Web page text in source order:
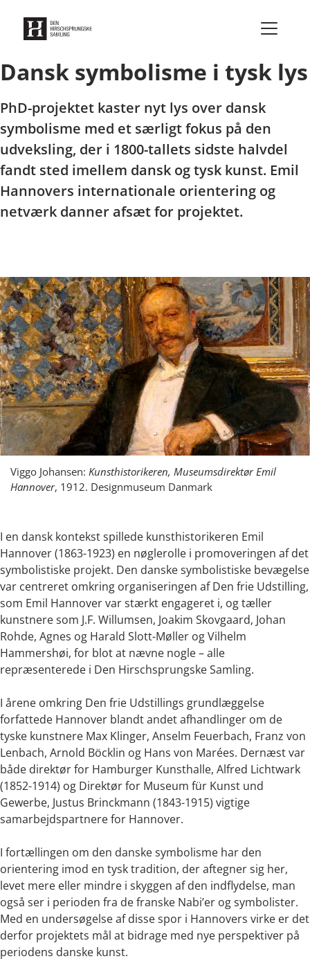
Dansk symbolisme i tysk lys
PhD-projektet kaster nyt lys over dansk
symbolisme med et særligt fokus på den
udveksling, der i 1800-tallets sidste halvdel
fandt sted imellem dansk og tysk kunst. Emil
Hannovers internationale orientering og
netværk danner afsæt for projektet.
Viggo Johansen: Kunsthistorikeren, Museumsdirektør Emil
Hannover, 1912. Designmuseum Danmark
I en dansk kontekst spillede kunsthistorikeren Emil
Hannover (1863-1923) en nøglerolle i promoveringen af det
symbolistiske projekt. Den danske symbolistiske bevægelse
var centreret omkring organiseringen af Den frie Udstilling,
som Emil Hannover var stærkt engageret i, og tæller
kunstnere som J.F. Willumsen, Joakim Skovgaard, Johan
Rohde, Agnes og Harald Slott-Møller og Vilhelm
Hammershøi, for blot at nævne nogle – alle
repræsenterede i Den Hirschsprungske Samling.
I årene omkring Den frie Udstillings grundlæggelse
forfattede Hannover blandt andet afhandlinger om de
tyske kunstnere Max Klinger, Anselm Feuerbach, Franz von
Lenbach, Arnold Böcklin og Hans von Marées. Dernæst var
både direktør for Hamburger Kunsthalle, Alfred Lichtwark
(1852-1914) og Direktør for Museum für Kunst und
Gewerbe, Justus Brinckmann (1843-1915) vigtige
samarbejdspartnere for Hannover.
I fortællingen om den danske symbolisme har den
orientering imod en tysk tradition, der aftegner sig her,
levet mere eller mindre i skyggen af den indflydelse, man
også ser i perioden fra de franske Nabi’er og symbolister.
Med en undersøgelse af disse spor i Hannovers virke er det
derfor projektets mål at bidrage med nye perspektiver på
periodens danske kunst.